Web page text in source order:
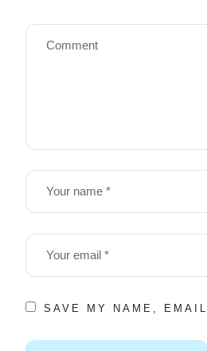
SAVE MY NAME,